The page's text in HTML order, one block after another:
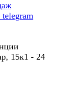
telegram
15к1 - 24